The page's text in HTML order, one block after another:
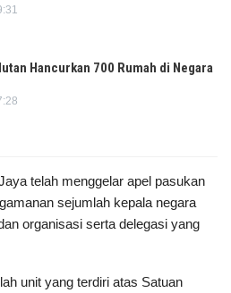
Hancurkan 700 Rumah di Negara
telah menggelar apel pasukan
sejumlah kepala negara
organisasi serta delegasi yang
unit yang terdiri atas Satuan